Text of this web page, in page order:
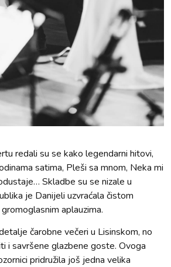
redali su se kako legendarni hitovi,
satima, Pleši sa mnom, Neka mi
Skladbe su se nizale u
je Danijeli uzvraćala čistom
aplauzima.
čarobne večeri u Lisinskom, no
i savršene glazbene goste. Ovoga
pridružila još jedna velika